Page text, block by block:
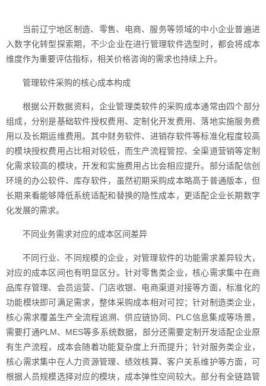
当前辽宁地区制造、零售、电商、服务等领域的中小企业普遍进
入数字化转型探索期，不少企业在进行管理软件选型时，都会将成本
维度作为重要评估指标，相关价格咨询的需求也持续上升。
管理软件采购的核心成本构成
根据公开数据资料，企业管理类软件的采购成本通常由四个部分
组成，分别是基础软件授权费用、定制化开发费用、落地实施服务费
用以及长期运维费用。其中财务软件、进销存软件等标准化程度较高
的模块授权费用占比相对较低，而生产流程管控、全渠道营销等定制
化需求较高的模块，开发和实施费用占比会相应提升。部分适配信创
环境的办公软件、库存软件，虽然初期采购成本略高于普通版本，但
长期来看能够降低系统适配和替换的隐性成本，更适配企业长期数字
化发展的需求。
不同业务需求对应的成本区间差异
不同行业、不同规模的企业，对管理软件的功能需求差异较大，
对应的成本区间也有明显区分。针对零售类企业，核心需求集中在商
品库存管理、会员运营、门店收银、电商渠道对接等方面，标准化的
功能模块即可满足需求，整体采购成本相对可控；针对制造类企业，
核心需求覆盖生产全流程追溯、供应链协同、PLC信息集成等场景，
需要打通PLM、MES等多系统数据，部分还需要定制开发适配企业原
有生产流程，成本会随着功能复杂度上升而提升；针对服务类企业，
核心需求集中在人力资源管理、绩效核算、客户关系维护等方面，可
根据人员规模选择对应的模块，成本弹性空间较大。部分有全链路管